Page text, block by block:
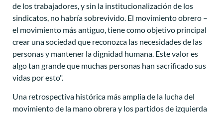
de los trabajadores, y sin la institucionalización de los
sindicatos, no habría sobrevivido. El movimiento obrero –
el movimiento más antiguo, tiene como objetivo principal
crear una sociedad que reconozca las necesidades de las
personas y mantener la dignidad humana. Este valor es
algo tan grande que muchas personas han sacrificado sus
vidas por esto".
Una retrospectiva histórica más amplia de la lucha del
movimiento de la mano obrera y los partidos de izquierda